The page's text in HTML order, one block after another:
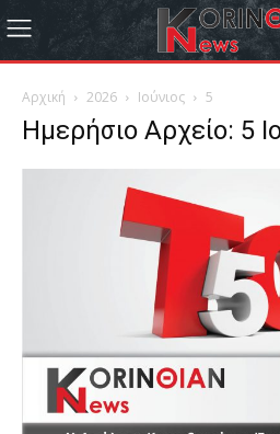
Αρχική 2026 Ιούνιος 5
Ημερήσιο Αρχείο: 5